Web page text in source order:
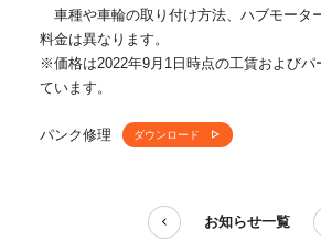
車種や車輪の取り付け方法、ハブモータ
料金は異なります。
※価格は2022年9月1日時点の工賃およびパ
ています。
パンク修理 ダウンロード
お知らせ一覧